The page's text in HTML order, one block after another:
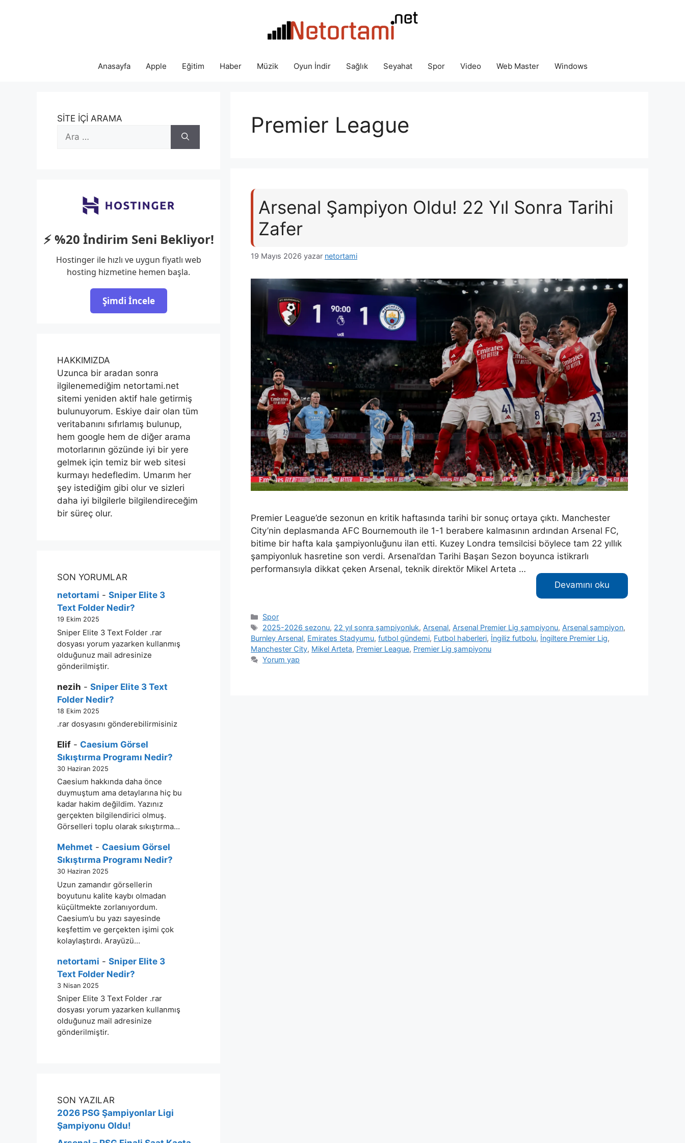
Anasayfa Apple Eğitim Haber Müzik Oyun İndir Sağlık Seyahat Spor Video Web Master Windows
Premier League
Arsenal Şampiyon Oldu! 22 Yıl Sonra Tarihi
Zafer
19 Mayıs 2026 yazar netortami
Premier League’de sezonun en kritik haftasında tarihi bir sonuç ortaya çıktı. Manchester
City’nin deplasmanda AFC Bournemouth ile 1-1 berabere kalmasının ardından Arsenal FC,
bitime bir hafta kala şampiyonluğunu ilan etti. Kuzey Londra temsilcisi böylece tam 22 yıllık
şampiyonluk hasretine son verdi. Arsenal’dan Tarihi Başarı Sezon boyunca istikrarlı
performansıyla dikkat çeken Arsenal, teknik direktör Mikel Arteta …
Devamını oku
Kategoriler
Spor
Etiketler
2025-2026 sezonu, 22 yıl sonra şampiyonluk,Arsenal,Arsenal Premier Lig şampiyonu,Arsenal şampiyon,
Burnley Arsenal, Emirates Stadyumu, futbol gündemi, Futbol haberleri, İngiliz futbolu, İngiltere Premier Lig,
Manchester City, Mikel Arteta, Premier League, Premier Lig şampiyonu
Yorum yap
SİTE İÇİ ARAMA
için
⚡ %20 İndirim Seni Bekliyor!
Hostinger ile hızlı ve uygun fiyatlı web
hosting hizmetine hemen başla.
Şimdi İncele
HAKKIMIZDA
Uzunca bir aradan sonra
ilgilenemediğim netortami.net
sitemi yeniden aktif hale getirmiş
bulunuyorum. Eskiye dair olan tüm
veritabanını sıfırlamış bulunup,
hem google hem de diğer arama
motorlarının gözünde iyi bir yere
gelmek için temiz bir web sitesi
kurmayı hedefledim. Umarım her
şey istediğim gibi olur ve sizleri
daha iyi bilgilerle bilgilendireceğim
bir süreç olur.
SON YORUMLAR
netortami - Sniper Elite 3
Text Folder Nedir?
19 Ekim 2025
Sniper Elite 3 Text Folder .rar
dosyası yorum yazarken kullanmış
olduğunuz mail adresinize
gönderilmiştir.
nezih - Sniper Elite 3 Text
Folder Nedir?
18 Ekim 2025
.rar dosyasını gönderebilirmisiniz
Elif - Caesium Görsel
Sıkıştırma Programı Nedir?
30 Haziran 2025
Caesium hakkında daha önce
duymuştum ama detaylarına hiç bu
kadar hakim değildim. Yazınız
gerçekten bilgilendirici olmuş.
Görselleri toplu olarak sıkıştırma…
Mehmet - Caesium Görsel
Sıkıştırma Programı Nedir?
30 Haziran 2025
Uzun zamandır görsellerin
boyutunu kalite kaybı olmadan
küçültmekte zorlanıyordum.
Caesium’u bu yazı sayesinde
keşfettim ve gerçekten işimi çok
kolaylaştırdı. Arayüzü…
netortami - Sniper Elite 3
Text Folder Nedir?
3 Nisan 2025
Sniper Elite 3 Text Folder .rar
dosyası yorum yazarken kullanmış
olduğunuz mail adresinize
gönderilmiştir.
SON YAZILAR
2026 PSG Şampiyonlar Ligi
Şampiyonu Oldu!